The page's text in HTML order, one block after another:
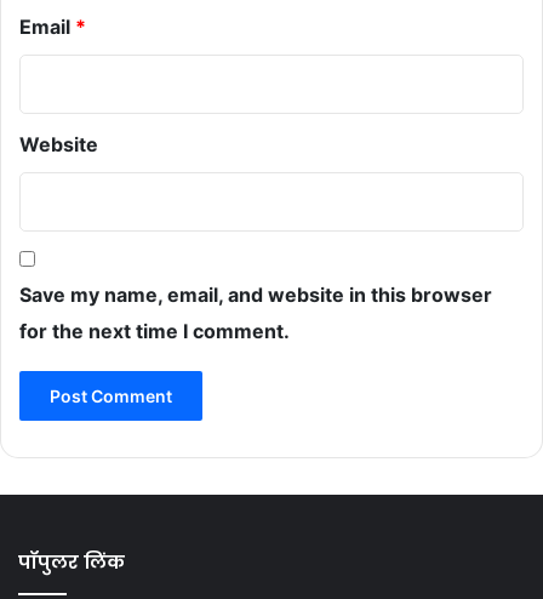
Email *
Website
Save my name, email, and website in this browser
for the next time I comment.
पॉपुलर लिंक